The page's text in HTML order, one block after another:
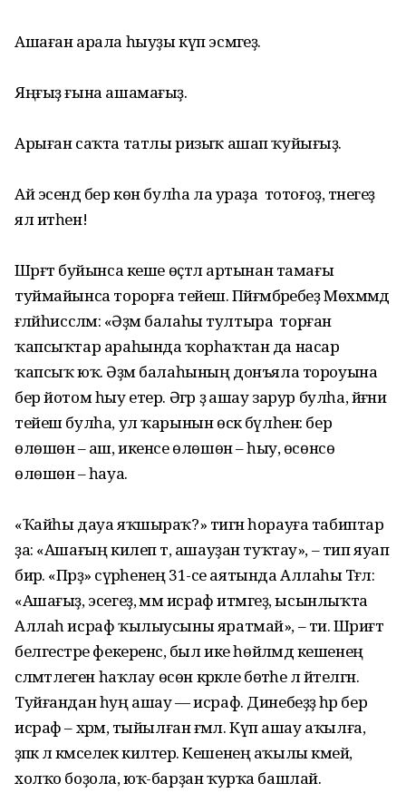
Ашаған арала һыуҙы күп эсмәгеҙ.
Яңғыҙ ғына ашамағыҙ.
Арыған саҡта татлы ризыҡ ашап ҡуйығыҙ.
Ай эсендә бер көн булһа ла ураҙа тотоғоҙ, тәнегеҙ
ял итһен!
Шәрғәт буйынса кеше өҫтәл артынан тамағы
туймайынса торорға тейеш. Пәйғәмбәребеҙ Мөхәммәд
ғәләйһиссәләм: «Әҙәм балаһы тултыра торған
ҡапсыҡтар араһында ҡорһаҡтан да насар
ҡапсыҡ юҡ. Әҙәм балаһының донъяла тороуына
бер йотом һыу етер. Әгәр ҙә ашау зарур булһа, йәғни
тейеш булһа, ул ҡарынын өскә бүлһен: бер
өлөшөнә – аш, икенсе өлөшөнә – һыу, өсөнсө
өлөшөнә – һауа.
«Ҡайһы дауа яҡшыраҡ?» тигән һорауға табиптар
ҙа: «Ашағың килеп тә, ашауҙан туҡтау», – тип яуап
бирә. «Пәрҙә» сүрәһенең 31-се аятында Аллаһы Тәғәлә:
«Ашағыҙ, эсегеҙ, әммә исраф итмәгеҙ, ысынлыҡта
Аллаһ исраф ҡылыусыны яратмай», – ти. Шәриғәт
белгестәре фекеренсә, был ике һөйләмдә кешенең
сәләмәтлеген һаҡлау өсөн кәрәкле бөтәһе лә әйтелгән.
Туйғандан һуң ашау — исраф. Динебеҙҙә һәр бер
исраф – хәрәм, тыйылған ғәмәл. Күп ашау аҡылға,
әҙәпкә лә кәмселек килтерә. Кешенең аҡылы кәмей,
холҡо боҙола, юҡ-барҙан ҡурҡа башлай.